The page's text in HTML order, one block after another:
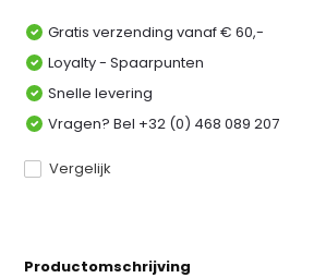
Gratis verzending vanaf € 60,-
Loyalty - Spaarpunten
Snelle levering
Vragen? Bel +32 (0) 468 089 207
Vergelijk
Productomschrijving